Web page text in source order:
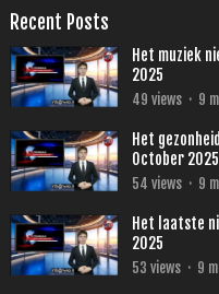
Recent Posts
Het muziek
2025
49 views · 9
Het
October 2025
54 views · 9
Het laatste
2025
53 views · 9